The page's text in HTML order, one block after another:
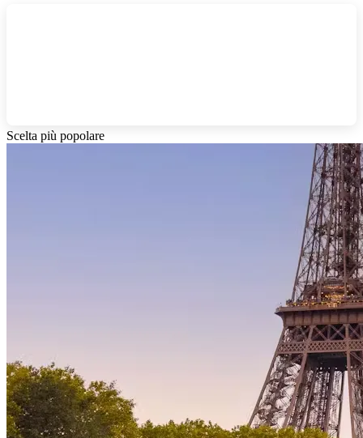
Scelta più popolare